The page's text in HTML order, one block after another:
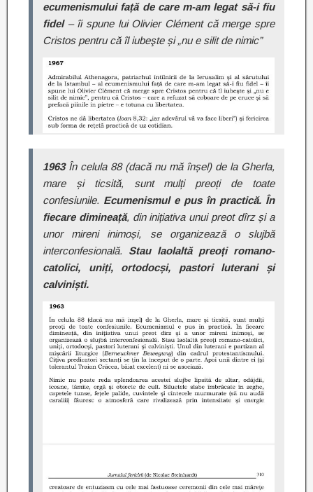
ecumenismului față de care m-am legat să-i fiu
fidel– îi spune lui Olivier Clément că merge spre
Cristos pentru că îl iubeşte și „nu e silit de nimic”
1963În celula 88 (dacă nu mă înșel) de la Gherla,
mare și ticsită, sunt mulți preoți de toate
confesiunile. Ecumenismul e pus în practică. În
fiecare dimineață, din inițiativa unui preot dîrz și a
unor mireni inimoși, se organizează o slujbă
interconfesională. Stau laolaltă preoți romano-
catolici, uniți, ortodocși, pastori luterani și
calviniști.